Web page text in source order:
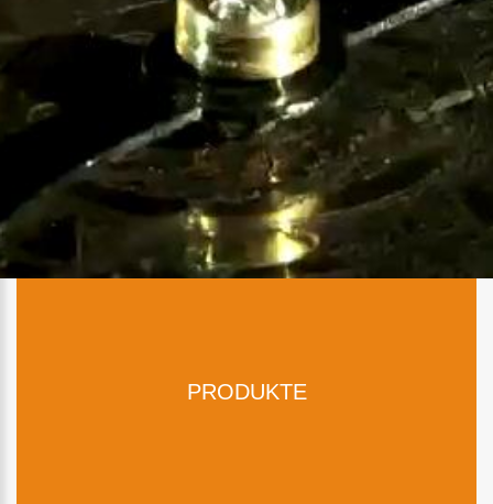
PRODUKTE